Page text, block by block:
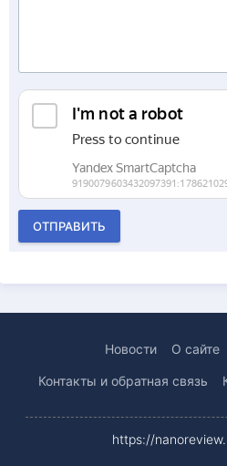
ОТПРАВИТЬ
Новости О сайте
Контакты и обратная связь
https://